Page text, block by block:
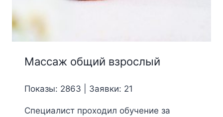
Массаж общий взрослый
Показы: 2863 | Заявки: 21
Специалист проходил обучение за